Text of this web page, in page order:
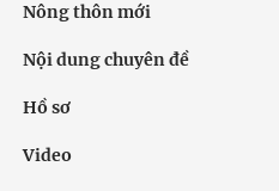
Nông thôn mới
Nội dung chuyên đề
Hồ sơ
Video